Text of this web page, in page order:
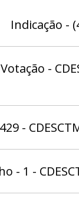
Indicação -
-
-
- 1 -